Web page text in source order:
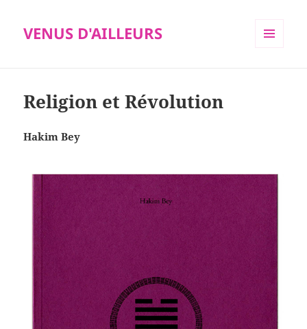
VENUS D'AILLEURS
Religion et Révolution
Hakim Bey